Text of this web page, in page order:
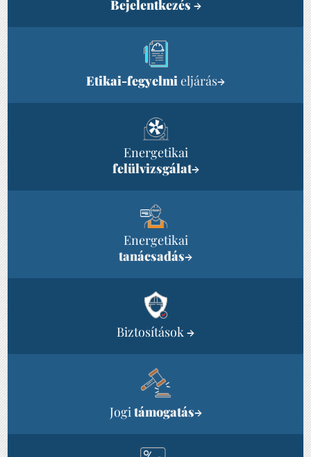
Bejelentkezés →
Etikai-fegyelmieljárás→
Energetikai
felülvizsgálat→
Energetikai
tanácsadás→
Biztosítások →
Jogitámogatás→